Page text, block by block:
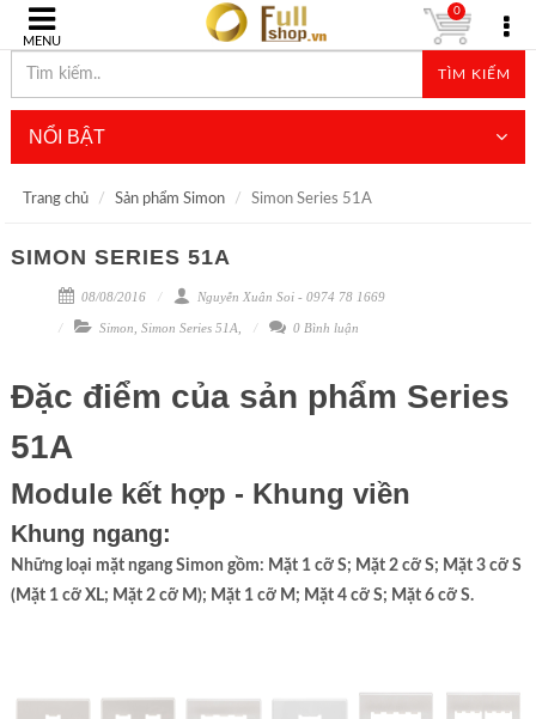
MENU
TÌM KIẾM
0
NỔI BẬT
Trang chủ Sản phẩm Simon Simon Series 51A
SIMON SERIES 51A
08/08/2016 Nguyễn Xuân Soi - 0974 78 1669
Simon Simon Series 51A 0 Bình luận
Đặc điểm của sản phẩm Series
51A
Module kết hợp - Khung viền
Khung ngang:
Những loại mặt ngang Simon gồm: Mặt 1 cỡ S; Mặt 2 cỡ S; Mặt 3 cỡ S
(Mặt 1 cỡ XL; Mặt 2 cỡ M); Mặt 1 cỡ M; Mặt 4 cỡ S; Mặt 6 cỡ S.